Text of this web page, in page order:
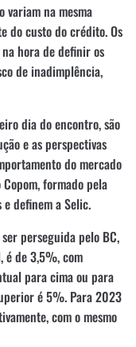
variam na mesma
do custo do crédito. Os
hora de definir os
de inadimplência,
dia do encontro, são
e as perspectivas
do mercado
formado pela
definem a Selic.
perseguida pelo BC,
é de 3,5%, com
para cima ou para
é 5%. Para 2023
com o mesmo